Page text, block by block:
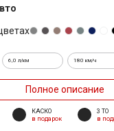
6,0 л/км 180 км/ч
Полное описание
КАСКО
в подарок
3 ТО
в